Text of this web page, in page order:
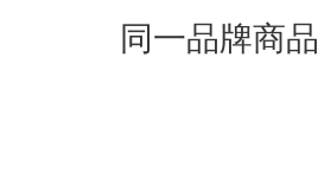
同一品牌商品